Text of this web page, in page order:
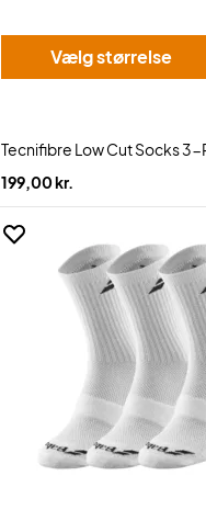
Vælg størrelse
Tecnifibre Low Cut Socks 3-
199,00 kr.